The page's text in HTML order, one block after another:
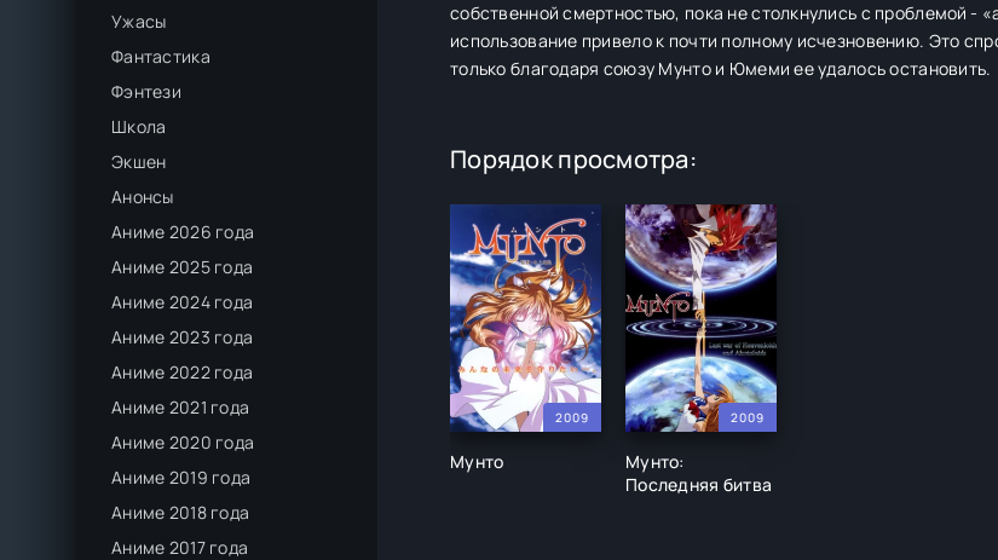
Ужасы
Фантастика
Фэнтези
Школа
Экшен
Анонсы
Аниме 2026 года
Аниме 2025 года
Аниме 2024 года
Аниме 2023 года
Аниме 2022 года
Аниме 2021 года
Аниме 2020 года
Аниме 2019 года
Аниме 2018 года
Аниме 2017 года
собственной смертностью, пока не столкнулись с проблемой -
использование привело к почти полному исчезновению. Это
только благодаря союзу Мунто и Юмеми ее удалось остановить.
Порядок просмотра:
2009
Мунто
2009
Мунто:
Последняя битва